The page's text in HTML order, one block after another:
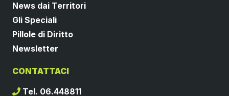
News dai Territori
Gli Speciali
Pillole di Diritto
Newsletter
CONTATTACI
Tel. 06.448811